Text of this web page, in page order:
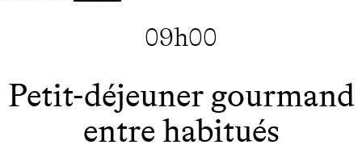
09h00
Petit-déjeuner gourmand
entre habitués